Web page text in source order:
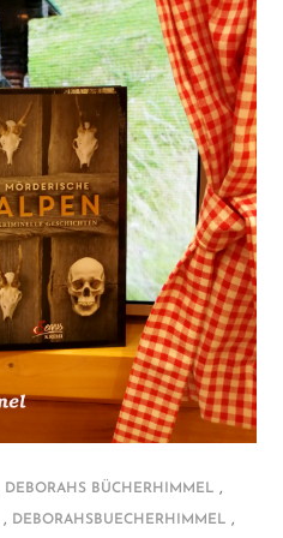
DEBORAHS BÜCHERHIMMEL ,
, DEBORAHSBUECHERHIMMEL ,